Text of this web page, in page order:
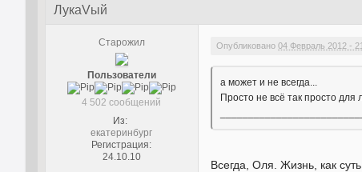
ЛукаVый
Старожил
Пользователи
4 502 сообщений
Из:
екатеринбург
Регистрация:
24.10.10
Опубликовано04 Февраль 2012 -
а может и не всегда...
Просто не всё так просто для
Всегда, Оля. Жизнь, как